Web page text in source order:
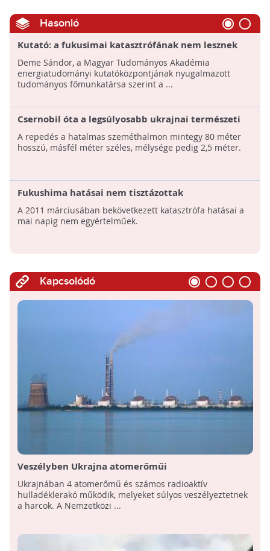
Hasonló
Kutató: a fukusimai katasztrófának nem lesznek
olyan következményei, mint a csernobilinak
Deme Sándor, a Magyar Tudományos Akadémia
energiatudományi kutatóközpontjának nyugalmazott
tudományos főmunkatársa szerint a ...
Csernobil óta a legsúlyosabb ukrajnai természeti
katasztrófával fenyeget a lembergi hulladéklerakó
A repedés a hatalmas szeméthalmon mintegy 80 méter
hosszú, másfél méter széles, mélysége pedig 2,5 méter.
Fukushima hatásai nem tisztázottak
A 2011 márciusában bekövetkezett katasztrófa hatásai a
mai napig nem egyértelműek.
Kapcsolódó
Veszélyben Ukrajna atomerőműi
Ukrajnában 4 atomerőmű és számos radioaktív
hulladéklerakó működik, melyeket súlyos veszélyeztetnek
a harcok. A Nemzetközi ...